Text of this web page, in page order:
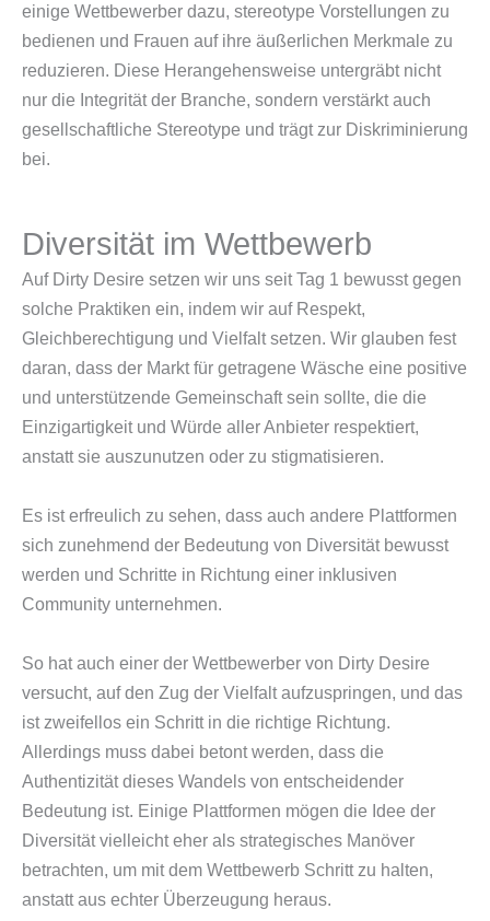
einige Wettbewerber dazu, stereotype Vorstellungen zu
bedienen und Frauen auf ihre äußerlichen Merkmale zu
reduzieren. Diese Herangehensweise untergräbt nicht
nur die Integrität der Branche, sondern verstärkt auch
gesellschaftliche Stereotype und trägt zur Diskriminierung
bei.
Diversität im Wettbewerb
Auf Dirty Desire setzen wir uns seit Tag 1 bewusst gegen
solche Praktiken ein, indem wir auf Respekt,
Gleichberechtigung und Vielfalt setzen. Wir glauben fest
daran, dass der Markt für getragene Wäsche eine positive
und unterstützende Gemeinschaft sein sollte, die die
Einzigartigkeit und Würde aller Anbieter respektiert,
anstatt sie auszunutzen oder zu stigmatisieren.
Es ist erfreulich zu sehen, dass auch andere Plattformen
sich zunehmend der Bedeutung von Diversität bewusst
werden und Schritte in Richtung einer inklusiven
Community unternehmen.
So hat auch einer der Wettbewerber von Dirty Desire
versucht, auf den Zug der Vielfalt aufzuspringen, und das
ist zweifellos ein Schritt in die richtige Richtung.
Allerdings muss dabei betont werden, dass die
Authentizität dieses Wandels von entscheidender
Bedeutung ist. Einige Plattformen mögen die Idee der
Diversität vielleicht eher als strategisches Manöver
betrachten, um mit dem Wettbewerb Schritt zu halten,
anstatt aus echter Überzeugung heraus.